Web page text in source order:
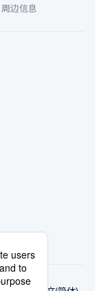
周边信息